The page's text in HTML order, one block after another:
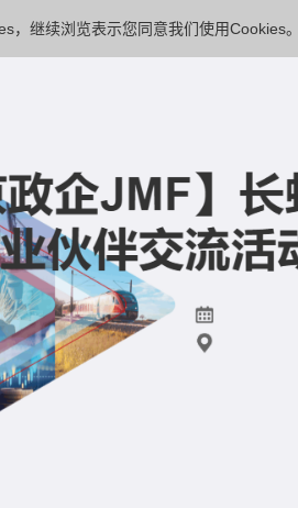
，继续浏览表示您同意我们使用Cookies。